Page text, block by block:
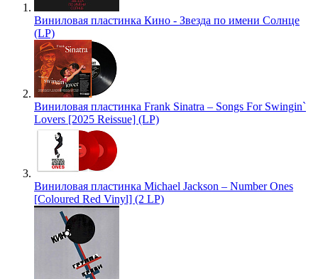
Виниловая пластинка Кино - Звезда по имени Солнце
(LP)
Виниловая пластинка Frank Sinatra – Songs For Swingin`
Lovers [2025 Reissue] (LP)
Виниловая пластинка Michael Jackson – Number Ones
[Coloured Red Vinyl] (2 LP)